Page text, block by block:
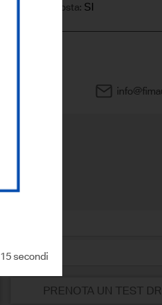
secondi
IVA esposta: SI
PRENOTA UN TEST